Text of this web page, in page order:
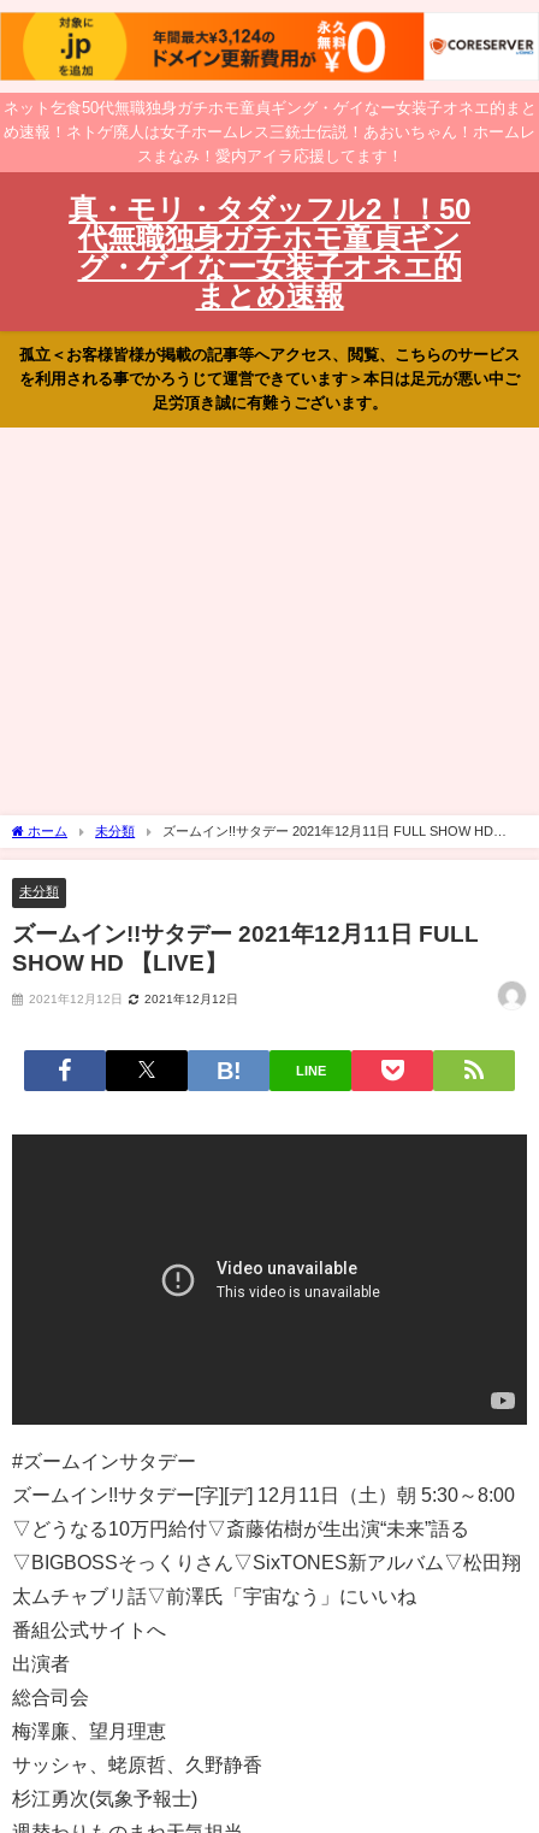
ネット乞食50代無職独身ガチホモ童貞ギング・ゲイなー女装子オネエ的まと
め速報！ネトゲ廃人は女子ホームレス三銃士伝説！あおいちゃん！ホームレ
スまなみ！愛内アイラ応援してます！
真・モリ・タダッフル2！！50
代無職独身ガチホモ童貞ギン
グ・ゲイなー女装子オネエ的
まとめ速報
孤立＜お客様皆様が掲載の記事等へアクセス、閲覧、こちらのサービス
を利用される事でかろうじて運営できています＞本日は足元が悪い中ご
足労頂き誠に有難うございます。
ホーム 未分類
ズームイン!!サタデー 2021年12月11日 FULL SHOW HD
【LIVE】
未分類
ズームイン!!サタデー 2021年12月11日 FULL
SHOW HD 【LIVE】
2021年12月12日 2021年12月12日
LINE
#ズームインサタデー
ズームイン!!サタデー[字][デ] 12月11日（土）朝 5:30～8:00
▽どうなる10万円給付▽斎藤佑樹が生出演“未来”語る
▽BIGBOSSそっくりさん▽SixTONES新アルバム▽松田翔
太ムチャブリ話▽前澤氏「宇宙なう」にいいね
番組公式サイトへ
出演者
総合司会
梅澤廉、望月理恵
サッシャ、蛯原哲、久野静香
杉江勇次(気象予報士)